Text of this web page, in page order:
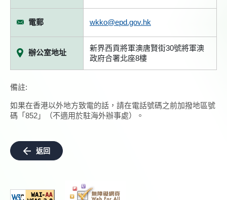
電郵 wkko@epd.gov.hk
辦公室地址
新界西貢將軍澳唐賢街30號將軍澳
政府合署北座8樓
備註:
如果在香港以外地方致電的話，請在電話號碼之前加撥地區號
碼「852」（不適用於駐海外辦事處）。
返回